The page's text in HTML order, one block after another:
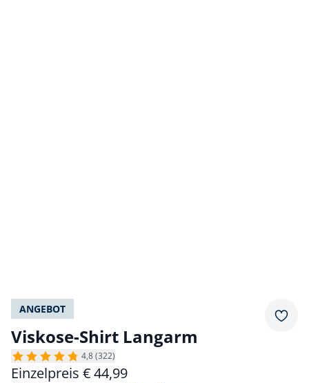
ANGEBOT
Viskose-Shirt Langarm
4,8 (322)
Einzelpreis €44,99